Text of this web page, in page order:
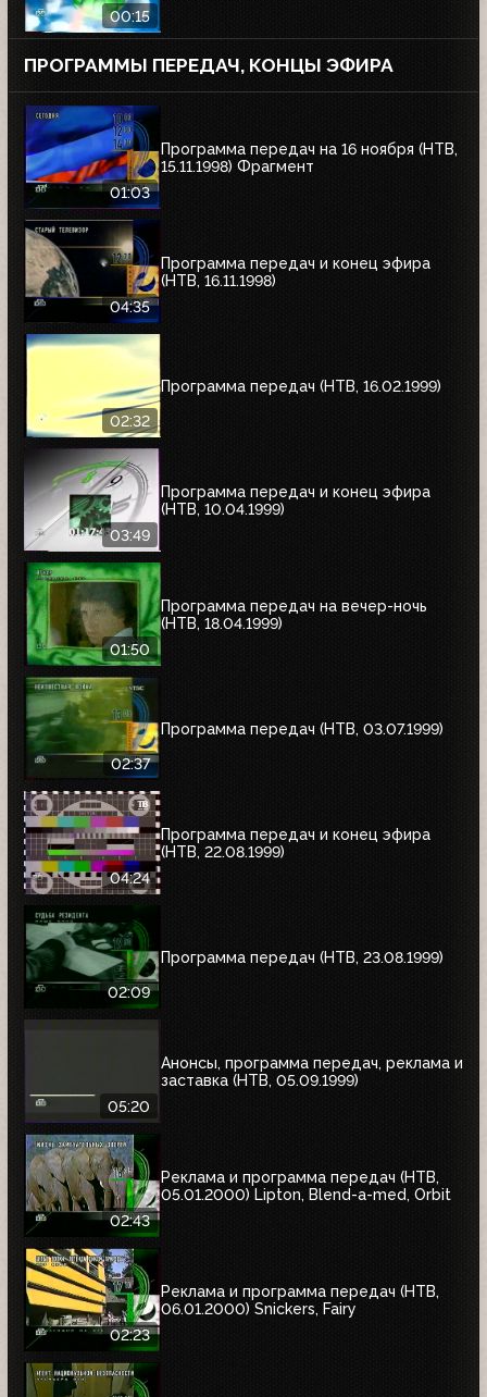
00:15
ПРОГРАММЫ ПЕРЕДАЧ, КОНЦЫ ЭФИРА
01:03
Программа передач на 16 ноября (НТВ,
15.11.1998) Фрагмент
04:35
Программа передач и конец эфира
(НТВ, 16.11.1998)
02:32
Программа передач (НТВ, 16.02.1999)
03:49
Программа передач и конец эфира
(НТВ, 10.04.1999)
01:50
Программа передач на вечер-ночь
(НТВ, 18.04.1999)
02:37
Программа передач (НТВ, 03.07.1999)
04:24
Программа передач и конец эфира
(НТВ, 22.08.1999)
02:09
Программа передач (НТВ, 23.08.1999)
05:20
Анонсы, программа передач, реклама и
заставка (НТВ, 05.09.1999)
02:43
Реклама и программа передач (НТВ,
05.01.2000) Lipton, Blend-a-med, Orbit
02:23
Реклама и программа передач (НТВ,
06.01.2000) Snickers, Fairy